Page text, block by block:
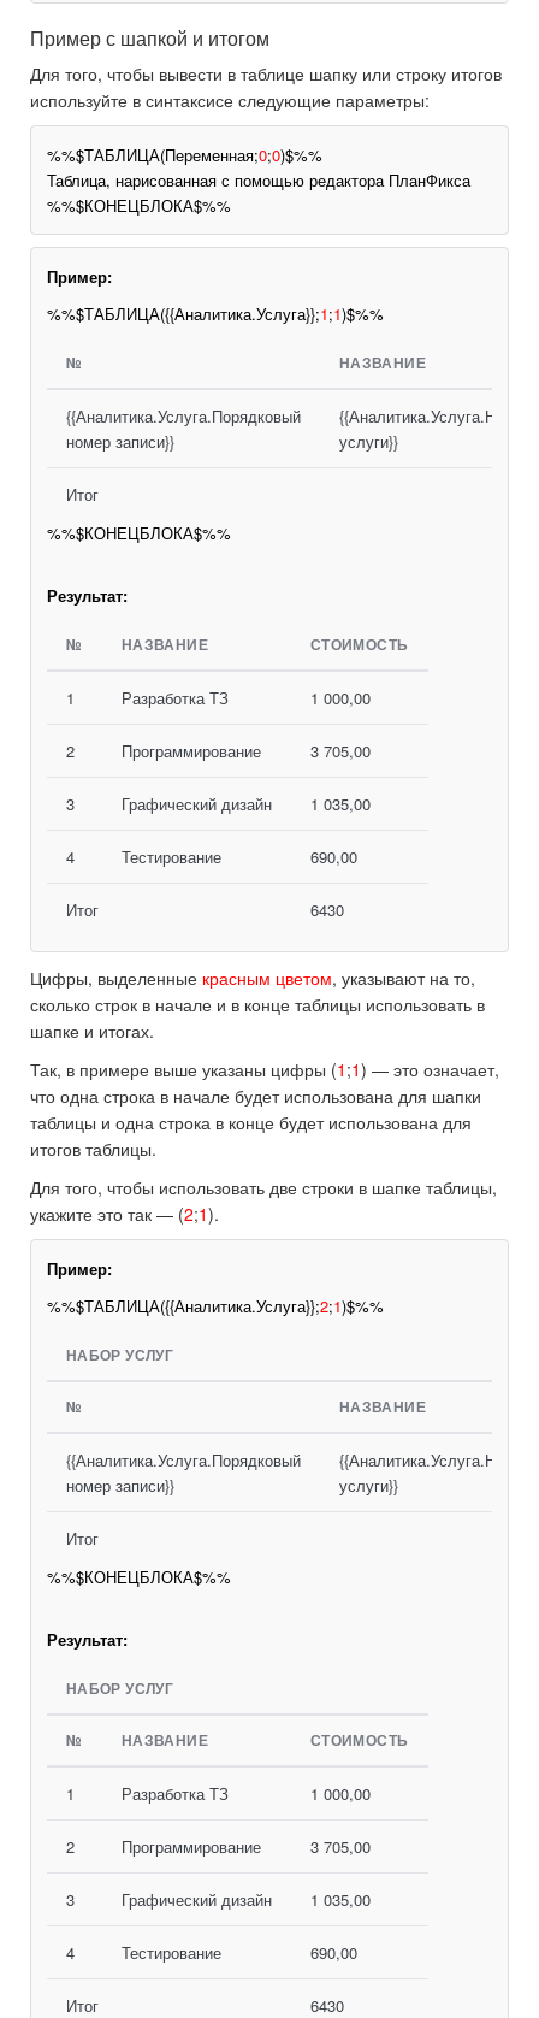
Пример с шапкой и итогом
Для того, чтобы вывести в таблице шапку или строку итогов
используйте в синтаксисе следующие параметры:
%%$ТАБЛИЦА(Переменная;0;0)$%%
Таблица, нарисованная с помощью редактора ПланФикса
%%$КОНЕЦБЛОКА$%%
Пример:
%%$ТАБЛИЦА({{Аналитика.Услуга}};1;1)$%%
№ НАЗВАНИЕ
{{Аналитика.Услуга.Порядковый
номер записи}}
услуги}}
Итог
%%$КОНЕЦБЛОКА$%%
Результат:
№ НАЗВАНИЕ СТОИМОСТЬ
1 Разработка ТЗ 1 000,00
2 Программирование 3 705,00
3 Графический дизайн 1 035,00
4 Тестирование 690,00
Итог 6430
Цифры, выделенные красным цветом, указывают на то,
сколько строк в начале и в конце таблицы использовать в
шапке и итогах.
Так, в примере выше указаны цифры (1 ;1) — это означает,
что одна строка в начале будет использована для шапки
таблицы и одна строка в конце будет использована для
итогов таблицы.
Для того, чтобы использовать две строки в шапке таблицы,
укажите это так — (2;1).
Пример:
%%$ТАБЛИЦА({{Аналитика.Услуга}};2;1)$%%
НАБОР УСЛУГ
№ НАЗВАНИЕ
{{Аналитика.Услуга.Порядковый
номер записи}}
услуги}}
Итог
%%$КОНЕЦБЛОКА$%%
Результат:
НАБОР УСЛУГ
№ НАЗВАНИЕ СТОИМОСТЬ
1 Разработка ТЗ 1 000,00
2 Программирование 3 705,00
3 Графический дизайн 1 035,00
4 Тестирование 690,00
Итог 6430